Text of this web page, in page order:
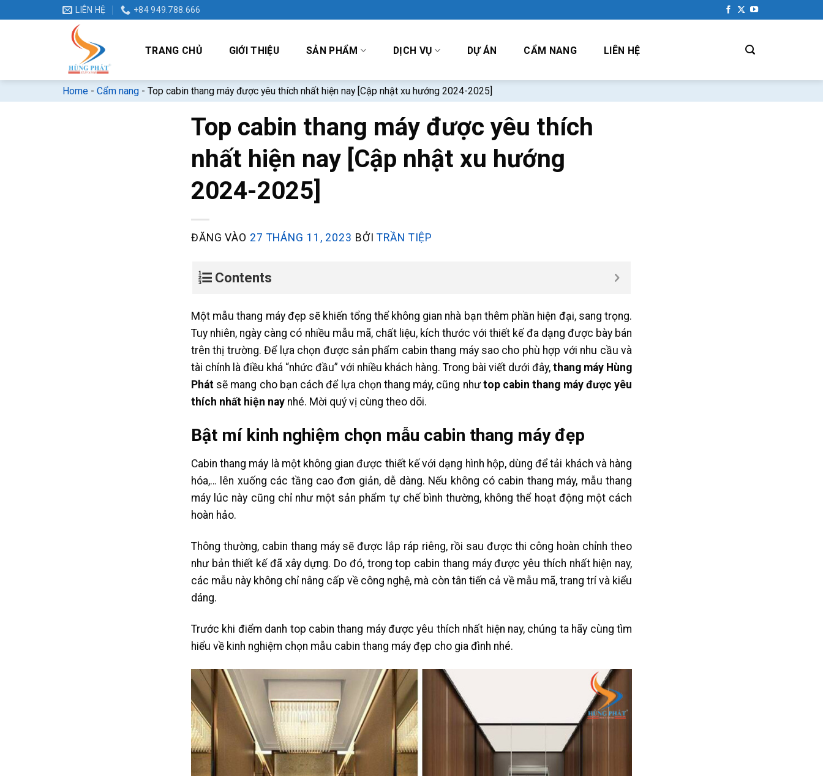
LIÊN HỆ +84 949.788.666
TRANG CHỦ GIỚI THIỆU SẢN PHẨM DỊCH VỤ DỰ ÁN CẨM NANG LIÊN HỆ
Home - Cẩm nang - Top cabin thang máy được yêu thích nhất hiện nay [Cập nhật xu hướng 2024-2025]
Top cabin thang máy được yêu thích
nhất hiện nay [Cập nhật xu hướng
2024-2025]
ĐĂNG VÀO 27 THÁNG 11, 2023 BỞITRẦN TIỆP
Contents
Một mẫu thang máy đẹp sẽ khiến tổng thể không gian nhà bạn thêm phần hiện đại, sang trọng.
Tuy nhiên, ngày càng có nhiều mẫu mã, chất liệu, kích thước với thiết kế đa dạng được bày bán
trên thị trường. Để lựa chọn được sản phẩm cabin thang máy sao cho phù hợp với nhu cầu và
tài chính là điều khá “nhức đầu” với nhiều khách hàng. Trong bài viết dưới đây, thang máy Hùng
Phát sẽ mang cho bạn cách để lựa chọn thang máy, cũng nhưtop cabin thang máy được yêu
thích nhất hiện nay nhé. Mời quý vị cùng theo dõi.
Bật mí kinh nghiệm chọn mẫu cabin thang máy đẹp
Cabin thang máy là một không gian được thiết kế với dạng hình hộp, dùng để tải khách và hàng
hóa,… lên xuống các tầng cao đơn giản, dễ dàng. Nếu không có cabin thang máy, mẫu thang
máy lúc này cũng chỉ như một sản phẩm tự chế bình thường, không thể hoạt động một cách
hoàn hảo.
Thông thường, cabin thang máy sẽ được lắp ráp riêng, rồi sau được thi công hoàn chỉnh theo
như bản thiết kế đã xây dựng. Do đó, trong top cabin thang máy được yêu thích nhất hiện nay,
các mẫu này không chỉ nâng cấp về công nghệ, mà còn tân tiến cả về mẫu mã, trang trí và kiểu
dáng.
Trước khi điểm danh top cabin thang máy được yêu thích nhất hiện nay, chúng ta hãy cùng tìm
hiểu về kinh nghiệm chọn mẫu cabin thang máy đẹp cho gia đình nhé.